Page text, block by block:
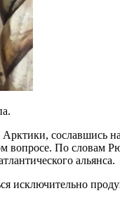
сославшись
вопросе. По словам
альянса.
исключительно